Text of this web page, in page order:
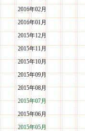
2016年02月
2016年01月
2015年12月
2015年11月
2015年10月
2015年09月
2015年08月
2015年07月
2015年06月
2015年05月